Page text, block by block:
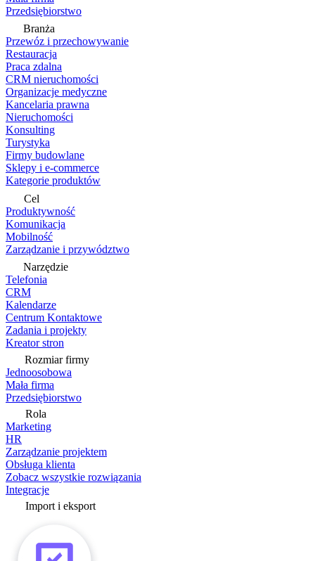
Przedsiębiorstwo
Branża
Przewóz i przechowywanie
Restauracja
Praca zdalna
CRM nieruchomości
Organizacje medyczne
Kancelaria prawna
Nieruchomości
Konsulting
Turystyka
Firmy budowlane
Sklepy i e-commerce
Kategorie produktów
Cel
Produktywność
Komunikacja
Mobilność
Zarządzanie i przywództwo
Narzędzie
Telefonia
CRM
Kalendarze
Centrum Kontaktowe
Zadania i projekty
Kreator stron
Rozmiar firmy
Jednoosobowa
Mała firma
Przedsiębiorstwo
Rola
Marketing
HR
Zarządzanie projektem
Obsługa klienta
Zobacz wszystkie rozwiązania
Integracje
Import i eksport